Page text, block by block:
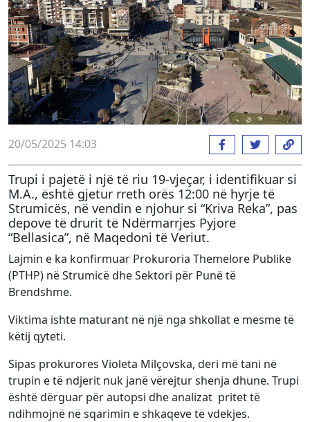
20/05/2025 14:03
Trupi i pajetë i një të riu 19-vjeçar, i identifikuar si
M.A., është gjetur rreth orës 12:00 në hyrje të
Strumicës, në vendin e njohur si “Kriva Reka”, pas
depove të drurit të Ndërmarrjes Pyjore
“Bellasica”, në Maqedoni të Veriut.
Lajmin e ka konfirmuar Prokuroria Themelore Publike
(PTHP) në Strumicë dhe Sektori për Punë të
Brendshme.
Viktima ishte maturant në një nga shkollat e mesme të
këtij qyteti.
Sipas prokurores Violeta Milçovska, deri më tani në
trupin e të ndjerit nuk janë vërejtur shenja dhune. Trupi
është dërguar për autopsi dhe analizat pritet të
ndihmojnë në sqarimin e shkaqeve të vdekjes.